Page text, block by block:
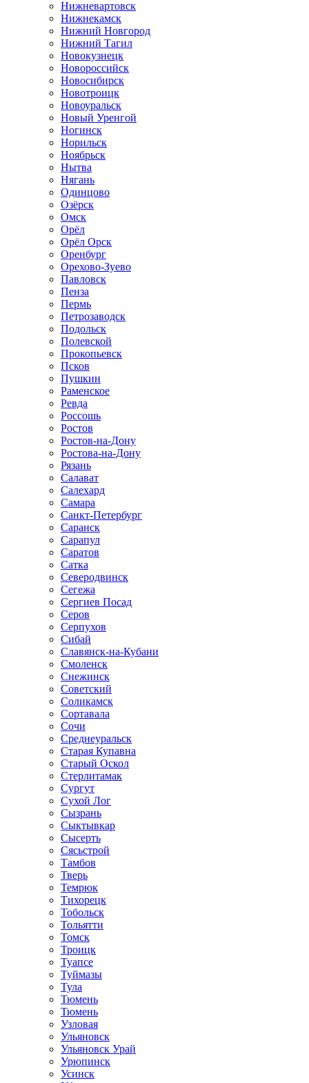
Нижневартовск
Нижнекамск
Нижний Новгород
Нижний Тагил
Новокузнецк
Новороссийск
Новосибирск
Новотроицк
Новоуральск
Новый Уренгой
Ногинск
Норильск
Ноябрьск
Нытва
Нягань
Одинцово
Озёрск
Омск
Орёл
Орёл Орск
Оренбург
Орехово-Зуево
Павловск
Пенза
Пермь
Петрозаводск
Подольск
Полевской
Прокопьевск
Псков
Пушкин
Раменское
Ревда
Россошь
Ростов
Ростов-на-Дону
Ростова-на-Дону
Рязань
Салават
Салехард
Самара
Санкт-Петербург
Саранск
Сарапул
Саратов
Сатка
Северодвинск
Сегежа
Сергиев Посад
Серов
Серпухов
Сибай
Славянск-на-Кубани
Смоленск
Снежинск
Советский
Соликамск
Сортавала
Сочи
Среднеуральск
Старая Купавна
Старый Оскол
Стерлитамак
Сургут
Сухой Лог
Сызрань
Сыктывкар
Сысерть
Сясьстрой
Тамбов
Тверь
Темрюк
Тихорецк
Тобольск
Тольятти
Томск
Троицк
Туапсе
Туймазы
Тула
Тюмень
Тюмень
Узловая
Ульяновск
Ульяновск Урай
Урюпинск
Усинск